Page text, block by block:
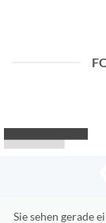
Sie sehen gerade